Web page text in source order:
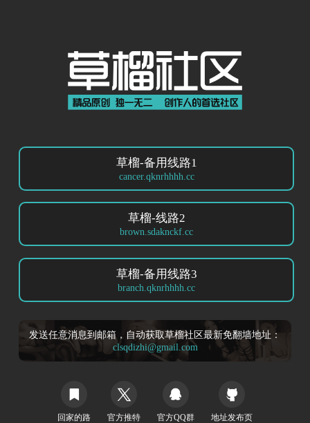
草榴-备用线路1
cancer.qknrhhhh.cc
草榴-线路2
brown.sdaknckf.cc
草榴-备用线路3
branch.qknrhhhh.cc
发送任意消息到邮箱，自动获取草榴社区最新免翻墙地址：
clsqdizhi@gmail.com
回家的路 官方推特 官方QQ群 地址发布页